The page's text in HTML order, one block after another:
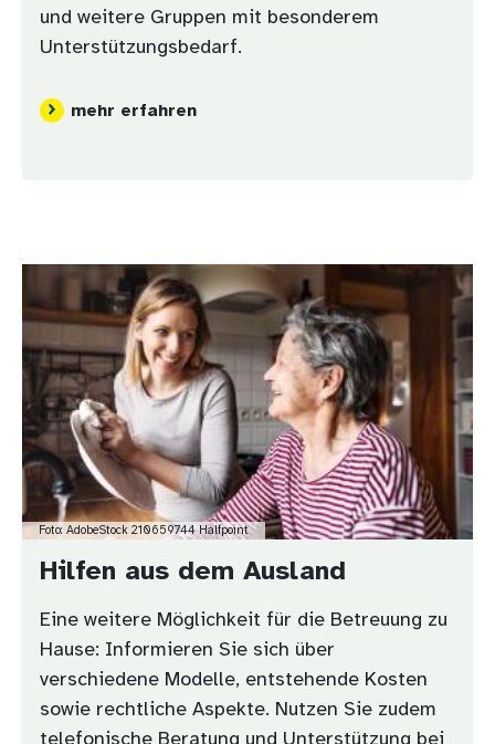
und weitere Gruppen mit besonderem
Unterstützungsbedarf.
mehr erfahren
Bild
Foto: AdobeStock 210659744 Halfpoint
Hilfen aus dem Ausland
Eine weitere Möglichkeit für die Betreuung zu
Hause: Informieren Sie sich über
verschiedene Modelle, entstehende Kosten
sowie rechtliche Aspekte. Nutzen Sie zudem